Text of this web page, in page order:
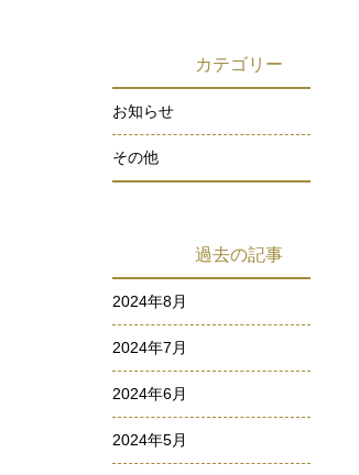
カテゴリー
お知らせ
その他
過去の記事
2024年8月
2024年7月
2024年6月
2024年5月